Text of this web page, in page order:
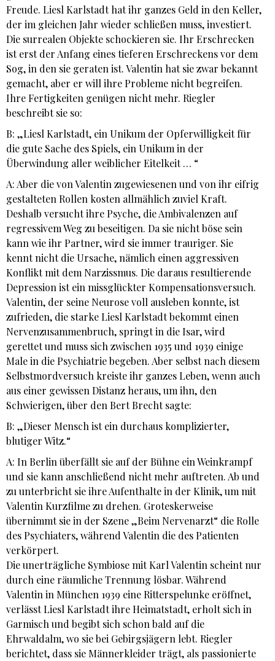
Freude. Liesl Karlstadt hat ihr ganzes Geld in den Keller,
der im gleichen Jahr wieder schließen muss, investiert.
Die surrealen Objekte schockieren sie. Ihr Erschrecken
ist erst der Anfang eines tieferen Erschreckens vor dem
Sog, in den sie geraten ist. Valentin hat sie zwar bekannt
gemacht, aber er will ihre Probleme nicht begreifen.
Ihre Fertigkeiten genügen nicht mehr. Riegler
beschreibt sie so:
B: „Liesl Karlstadt, ein Unikum der Opferwilligkeit für
die gute Sache des Spiels, ein Unikum in der
Überwindung aller weiblicher Eitelkeit … “
A: Aber die von Valentin zugewiesenen und von ihr eifrig
gestalteten Rollen kosten allmählich zuviel Kraft.
Deshalb versucht ihre Psyche, die Ambivalenzen auf
regressivem Weg zu beseitigen. Da sie nicht böse sein
kann wie ihr Partner, wird sie immer trauriger. Sie
kennt nicht die Ursache, nämlich einen aggressiven
Konflikt mit dem Narzissmus. Die daraus resultierende
Depression ist ein missglückter Kompensationsversuch.
Valentin, der seine Neurose voll ausleben konnte, ist
zufrieden, die starke Liesl Karlstadt bekommt einen
Nervenzusammenbruch, springt in die Isar, wird
gerettet und muss sich zwischen 1935 und 1939 einige
Male in die Psychiatrie begeben. Aber selbst nach diesem
Selbstmordversuch kreiste ihr ganzes Leben, wenn auch
aus einer gewissen Distanz heraus, um ihn, den
Schwierigen, über den Bert Brecht sagte:
B: „Dieser Mensch ist ein durchaus komplizierter,
blutiger Witz.“
A: In Berlin überfällt sie auf der Bühne ein Weinkrampf
und sie kann anschließend nicht mehr auftreten. Ab und
zu unterbricht sie ihre Aufenthalte in der Klinik, um mit
Valentin Kurzfilme zu drehen. Groteskerweise
übernimmt sie in der Szene „Beim Nervenarzt“ die Rolle
des Psychiaters, während Valentin die des Patienten
verkörpert.
Die unerträgliche Symbiose mit Karl Valentin scheint nur
durch eine räumliche Trennung lösbar. Während
Valentin in München 1939 eine Ritterspelunke eröffnet,
verlässt Liesl Karlstadt ihre Heimatstadt, erholt sich in
Garmisch und begibt sich schon bald auf die
Ehrwaldalm, wo sie bei Gebirgsjägern lebt. Riegler
berichtet, dass sie Männerkleider trägt, als passionierte